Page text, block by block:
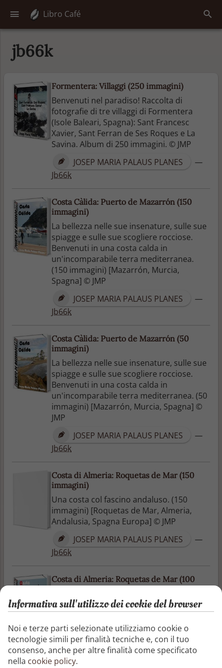
Libro Café
jb66k
Formentera: Villaggi (250 immagini)
Benvenuti nel paradiso! Raccolta di
fotografie di tre villaggi di Formentera
(Isole Baleari, Spagna): Sant Francesc
Xavier, Sant Ferran de Ses Roques e La
Savina. Album di 250 immagini. © JMP
JOSEP MARIA PALAUS PLANES
—
Jb66k
Costa Càlida: Puerto de Mazarrón (150
immagini)
La bellezza nelle sue insenature, sulle sue
spiagge e sulle sue scogliere rocciose.
Benvenuti in una costa calda in
un'incomparabile terra mediterranea.
(150 immagini) [Mazarrón, Murcia,
Spagna] © JMP
JOSEP MARIA PALAUS PLANES
—
Jb66k
Costa Càlida: Puerto de Mazarrón (50
immagini)
La bellezza nelle sue insenature, sulle sue
spiagge e sulle sue scogliere rocciose.
Benvenuti in una costa calda in
un'incomparabile terra mediterranea. (50
immagini) [Mazarrón, Murcia, Spagna] ©
JMP
JOSEP MARIA PALAUS PLANES
—
Jb66k
Costa di Almeria: Roquetas de Mar (150
immagini)
Una costa col fascino andaluso. (150
immagini) [Roquetas de Mar, Almeria,
Andalusia, Spagna Europa] © JMP
JOSEP MARIA PALAUS PLANES
—
Jb66k
Costa di Almeria: Roquetas de Mar (100
immagini)
Una costa col fascino andaluso. (100
immagini) [Roquetas de Mar, Almeria,
Andalusia, Spagna Europa] © JMP
JOSEP MARIA PALAUS PLANES
Jb66k
Informativa sull'utilizzo dei cookie del browser
Noi e terze parti selezionate utilizziamo cookie o
tecnologie simili per finalità tecniche e, con il tuo
consenso, anche per altre finalità come specificato
nella cookie policy.